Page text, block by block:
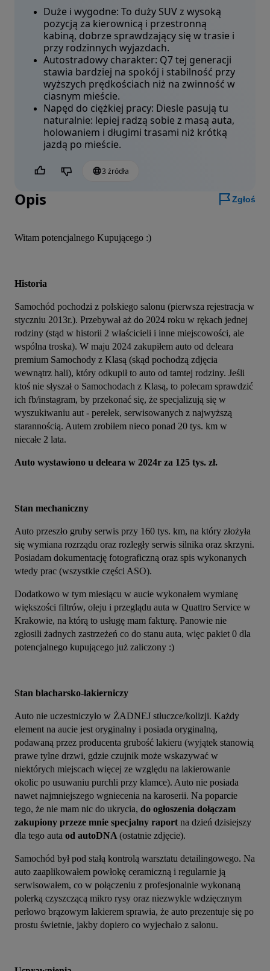
Duże i wygodne: To duży SUV z wysoką
pozycją za kierownicą i przestronną
kabiną, dobrze sprawdzający się w trasie i
przy rodzinnych wyjazdach.
Autostradowy charakter: Q7 tej generacji
stawia bardziej na spokój i stabilność przy
wyższych prędkościach niż na zwinność w
ciasnym mieście.
Napęd do ciężkiej pracy: Diesle pasują tu
naturalnie: lepiej radzą sobie z masą auta,
holowaniem i długimi trasami niż krótką
jazdą po mieście.
Czy jest to pomocne?3 źródła
Opis Zgłoś
Witam potencjalnego Kupującego :)
Historia
Samochód pochodzi z polskiego salonu (pierwsza rejestracja w
styczniu 2013r.). Przebywał aż do 2024 roku w rękach jednej
rodziny (stąd w historii 2 właścicieli i inne miejscowości, ale
wspólna troska). W maju 2024 zakupiłem auto od deleara
premium Samochody z Klasą (skąd pochodzą zdjęcia
wewnątrz hali), który odkupił to auto od tamtej rodziny. Jeśli
ktoś nie słyszał o Samochodach z Klasą, to polecam sprawdzić
ich fb/instagram, by przekonać się, że specjalizują się w
wyszukiwaniu aut - perełek, serwisowanych z najwyższą
starannością. Autem zrobiłem nieco ponad 20 tys. km w
niecałe 2 lata.
Auto wystawiono u deleara w 2024r za 125 tys. zł.
Stan mechaniczny
Auto przeszło gruby serwis przy 160 tys. km, na który złożyła
się wymiana rozrządu oraz rozległy serwis silnika oraz skrzyni.
Posiadam dokumentację fotograficzną oraz spis wykonanych
wtedy prac (wszystkie części ASO).
Dodatkowo w tym miesiącu w aucie wykonałem wymianę
większości filtrów, oleju i przeglądu auta w Quattro Service w
Krakowie, na którą to usługę mam fakturę. Panowie nie
zgłosili żadnych zastrzeżeń co do stanu auta, więc pakiet 0 dla
potencjalnego kupującego już zaliczony :)
Stan blacharsko-lakierniczy
Auto nie uczestniczyło w ŻADNEJ stłuczce/kolizji. Każdy
element na aucie jest oryginalny i posiada oryginalną,
podawaną przez producenta grubość lakieru (wyjątek stanowią
prawe tylne drzwi, gdzie czujnik może wskazywać w
niektórych miejscach więcej ze względu na lakierowanie
okolic po usuwaniu purchli przy klamce). Auto nie posiada
nawet najmniejszego wgniecenia na karoserii. Na poparcie
tego, że nie mam nic do ukrycia, do ogłoszenia dołączam
zakupiony przeze mnie specjalny raport na dzień dzisiejszy
dla tego auta od autoDNA (ostatnie zdjęcie).
Samochód był pod stałą kontrolą warsztatu detailingowego. Na
auto zaaplikowałem powłokę ceramiczną i regularnie ją
serwisowałem, co w połączeniu z profesjonalnie wykonaną
polerką czyszczącą mikro rysy oraz niezwykle wdzięcznym
perłowo brązowym lakierem sprawia, że auto prezentuje się po
prostu świetnie, jakby dopiero co wyjechało z salonu.